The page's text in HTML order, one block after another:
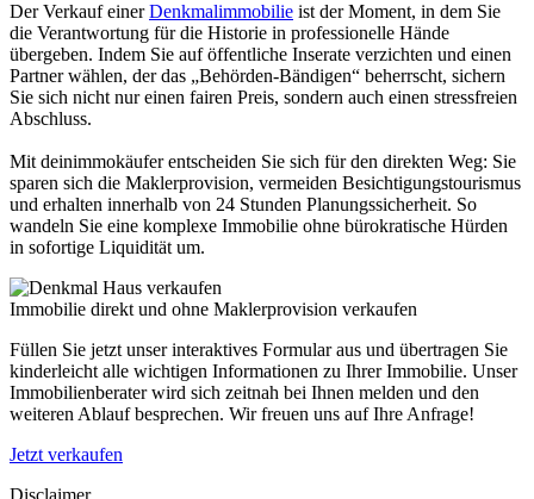
Der Verkauf einerDenkmalimmobilie ist der Moment, in dem Sie
die Verantwortung für die Historie in professionelle Hände
übergeben. Indem Sie auf öffentliche Inserate verzichten und einen
Partner wählen, der das „Behörden-Bändigen“ beherrscht, sichern
Sie sich nicht nur einen fairen Preis, sondern auch einen stressfreien
Abschluss.
Mit deinimmokäufer entscheiden Sie sich für den direkten Weg: Sie
sparen sich die Maklerprovision, vermeiden Besichtigungstourismus
und erhalten innerhalb von 24 Stunden Planungssicherheit. So
wandeln Sie eine komplexe Immobilie ohne bürokratische Hürden
in sofortige Liquidität um.
Immobilie direkt und ohne Maklerprovision verkaufen
Füllen Sie jetzt unser interaktives Formular aus und übertragen Sie
kinderleicht alle wichtigen Informationen zu Ihrer Immobilie. Unser
Immobilienberater wird sich zeitnah bei Ihnen melden und den
weiteren Ablauf besprechen. Wir freuen uns auf Ihre Anfrage!
Jetzt verkaufen
Disclaimer